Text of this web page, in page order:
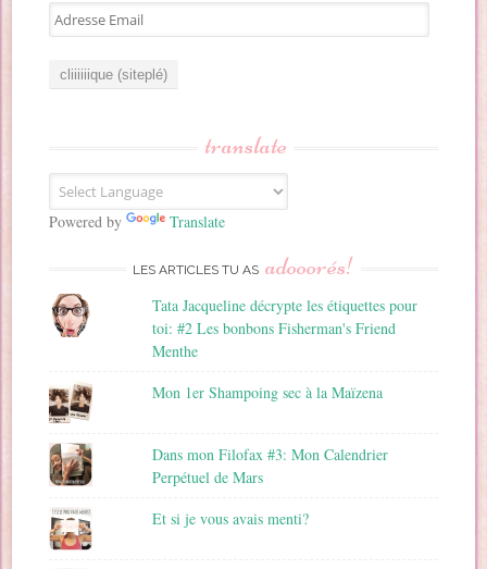
A
d
E
m
a
translate
Powered by Translate
LES ARTICLES TU AS adooorés!
Tata Jacqueline décrypte les étiquettes pour
toi: #2 Les bonbons Fisherman's Friend
Menthe
Mon 1er Shampoing sec à la Maïzena
Dans mon Filofax #3: Mon Calendrier
Perpétuel de Mars
Et si je vous avais menti?